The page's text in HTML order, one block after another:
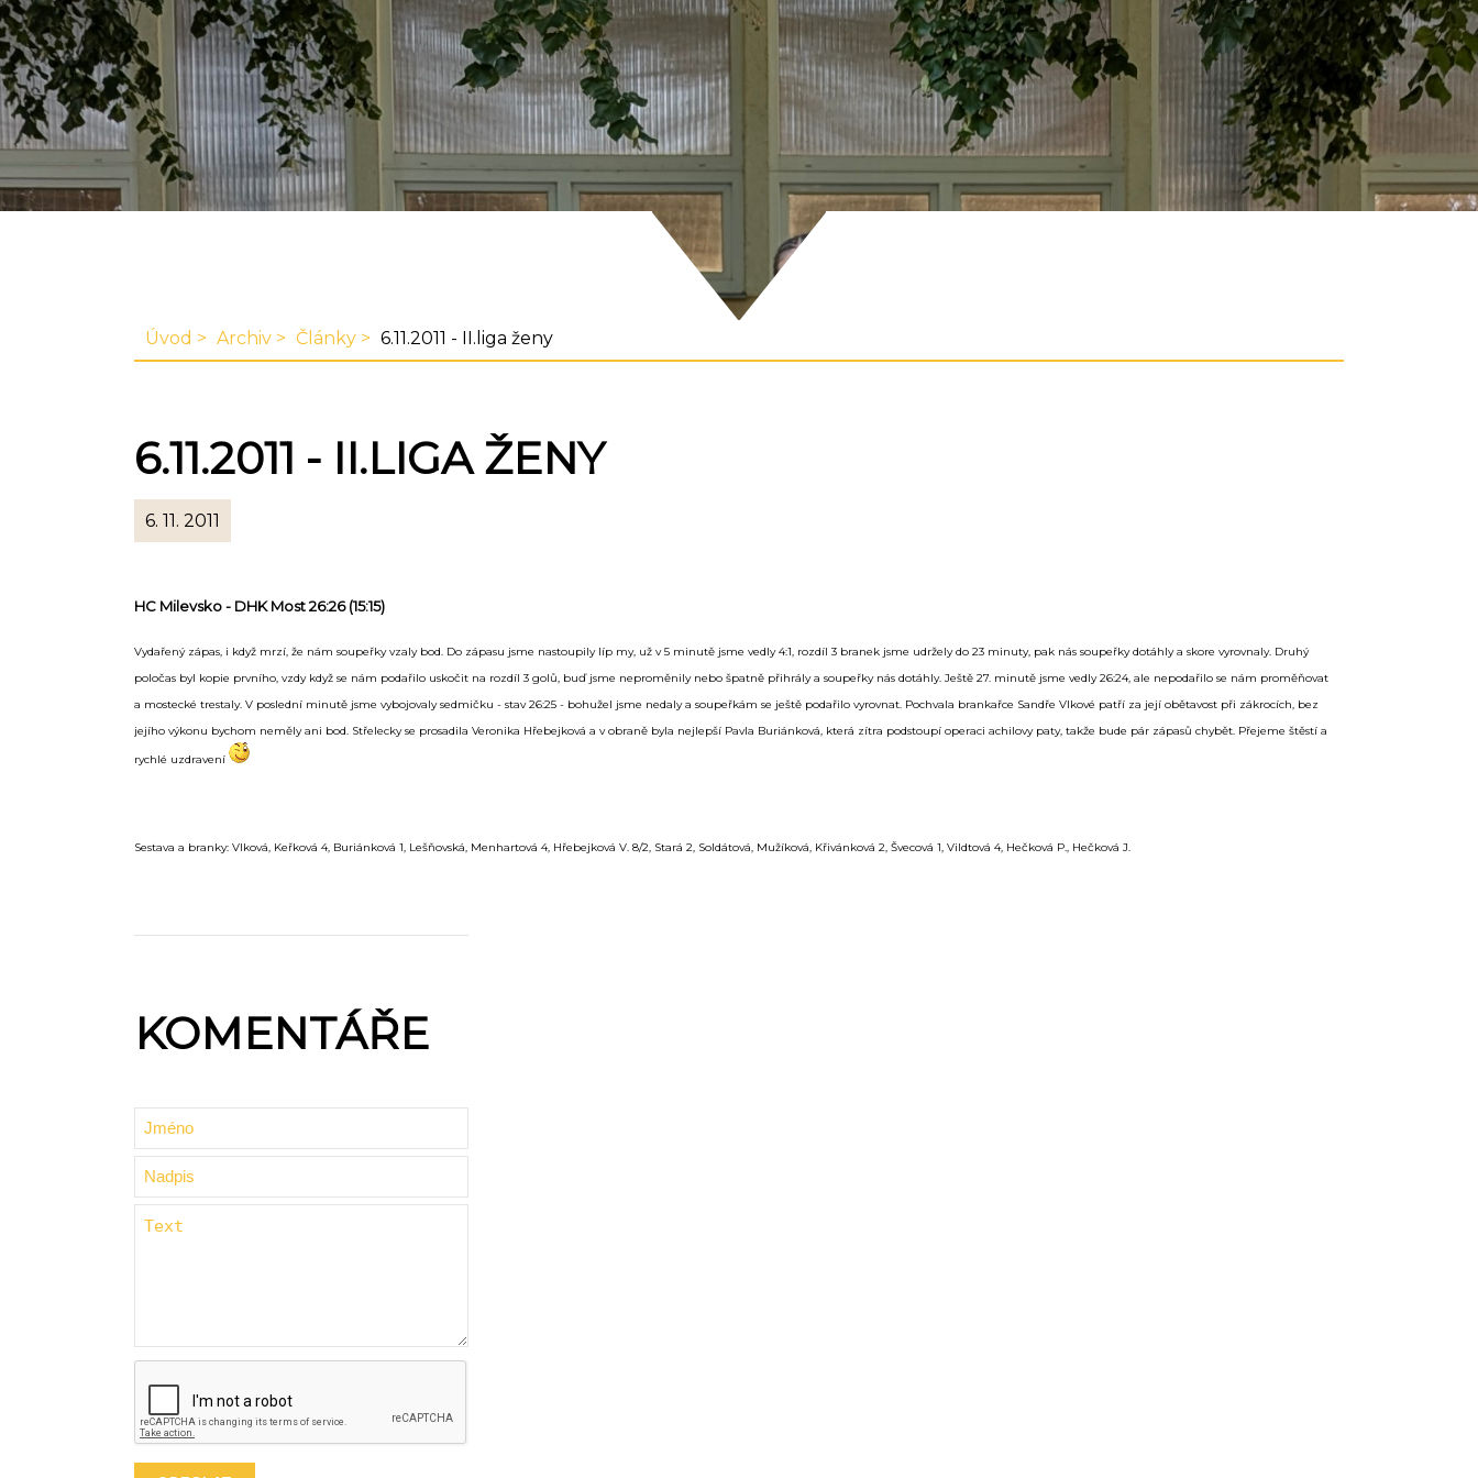
Úvod Archiv Články 6.11.2011 - II.liga ženy
6.11.2011 - II.LIGA ŽENY
6. 11. 2011
HC Milevsko - DHK Most 26:26 (15:15)
Vydařený zápas, i když mrzí, že nám soupeřky vzaly bod. Do zápasu jsme nastoupily líp my, už v 5 minutě jsme vedly 4:1, rozdíl 3 branek jsme udržely do 23 minuty, pak nás soupeřky dotáhly a skore vyrovnaly. Druhý
poločas byl kopie prvního, vzdy když se nám podařilo uskočit na rozdíl 3 golů, buď jsme neproměnily nebo špatně přihrály a soupeřky nás dotáhly. Ještě 27. minutě jsme vedly 26:24, ale nepodařilo se nám proměňovat
a mostecké trestaly. V poslední minutě jsme vybojovaly sedmičku - stav 26:25 - bohužel jsme nedaly a soupeřkám se ještě podařilo vyrovnat. Pochvala brankařce Sandře Vlkové patří za její obětavost při zákrocích, bez
jejího výkonu bychom neměly ani bod. Střelecky se prosadila Veronika Hřebejková a v obraně byla nejlepší Pavla Buriánková, která zítra podstoupí operaci achilovy paty, takže bude pár zápasů chybět. Přejeme štěstí a
rychlé uzdravení
Sestava a branky: Vlková, Keřková 4, Buriánková 1, Lešňovská, Menhartová 4, Hřebejková V. 8/2, Stará 2, Soldátová, Mužíková, Křivánková 2, Švecová 1, Vildtová 4, Hečková P., Hečková J.
KOMENTÁŘE